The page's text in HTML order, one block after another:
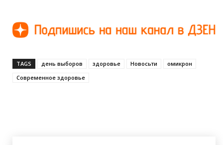
TAGS день выборов здоровье Новосьти
омикрон
Современное здоровье